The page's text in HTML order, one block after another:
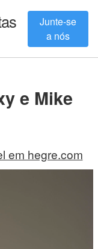
Junte-se
a nós
e Mike
em hegre.com